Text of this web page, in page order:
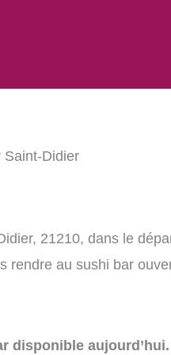
Saint-Didier
21210, dans le
au sushi bar
disponible aujourd’hui.